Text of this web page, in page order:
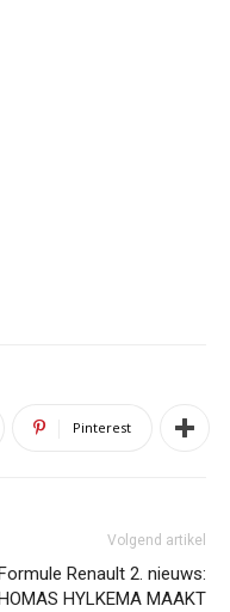
Pinterest
Volgend artikel
Renault 2. nieuws:
HYLKEMA MAAKT